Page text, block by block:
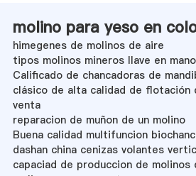
molino para yeso en
himegenes de molinos de aire
tipos molinos mineros llave en mano
Calificado de chancadoras de
clásico de alta calidad de flotación
venta
reparacion de muñon de un molino
Buena calidad multifuncion
dashan china cenizas volantes
capaciad de produccion de molinos